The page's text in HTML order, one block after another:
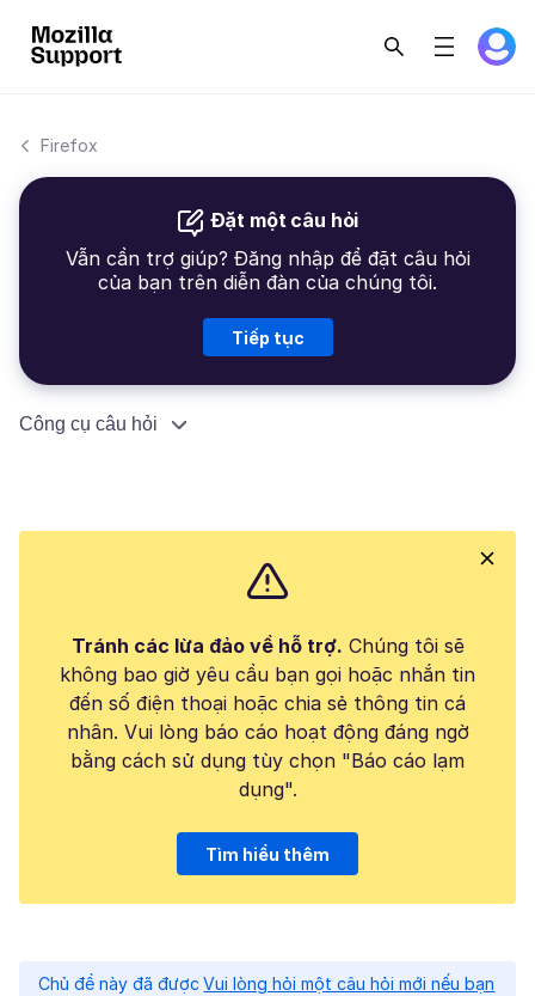
Firefox
Đặt một câu hỏi
Vẫn cần trợ giúp? Đăng nhập để đặt câu hỏi
của bạn trên diễn đàn của chúng tôi.
Tiếp tục
Công cụ câu hỏi
Tránh các lừa đảo về hỗ trợ. Chúng tôi sẽ
không bao giờ yêu cầu bạn gọi hoặc nhắn tin
đến số điện thoại hoặc chia sẻ thông tin cá
nhân. Vui lòng báo cáo hoạt động đáng ngờ
bằng cách sử dụng tùy chọn "Báo cáo lạm
dụng".
Tìm hiểu thêm
Chủ đề này đã được Vui lòng hỏi một câu hỏi mới nếu bạn